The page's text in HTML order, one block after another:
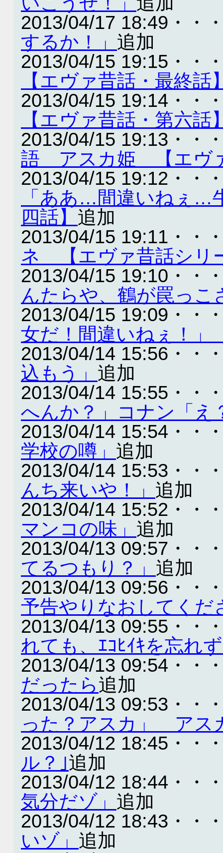
2013/04/17 18:49・・
するか！」 追加
2013/04/15 19:15・・
【エヴァ昔話・最終話
2013/04/15 19:14・・
【エヴァ昔話・第六話
2013/04/15 19:13・・
語 アスカ姫 【エヴ
2013/04/15 19:12・・
「ああ…間違いねぇ…
四話】 追加
2013/04/15 19:11・・
ネ 【エヴァ昔話シリ
2013/04/15 19:10・・
んたらや、鶴が罠っ
2013/04/15 19:09・・
女だ！間違いねぇ！
2013/04/14 15:56・・
込もう」 追加
2013/04/14 15:55・・
へんか？」コナン「え
2013/04/14 15:54・・
学校の噂」 追加
2013/04/14 15:53・・
んち来いや！」 追加
2013/04/14 15:52・・
マンコの味」 追加
2013/04/13 09:57・・
てるつもり？」 追加
2013/04/13 09:56・・
予告やりなおしてくだ
2013/04/13 09:55・・
れても、ｴｺﾋｲｷを忘れ
2013/04/13 09:54・・
だったら追加
2013/04/13 09:53・・
った？アスカ」 アス
2013/04/12 18:45・・
ル？｣追加
2013/04/12 18:44・・
気分だゾ」 追加
2013/04/12 18:43・・
いゾ」 追加